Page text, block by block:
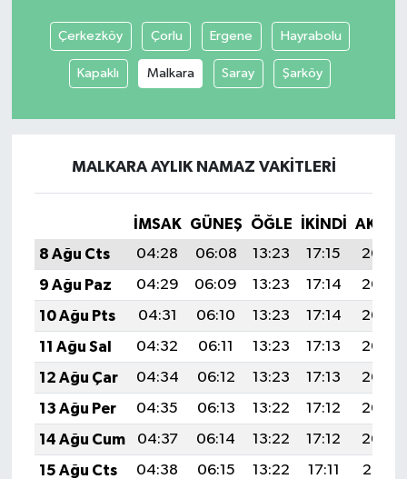
Çerkezköy Çorlu Ergene Hayrabolu
Kapaklı Malkara Saray Şarköy
MALKARA AYLIK NAMAZ VAKITLERI
İMSAK GÜNEŞ ÖĞLE İKINDI
8 Ağu Cts
04:28 06:08 13:23 17:15
20:28
9 Ağu Paz
04:29 06:09 13:23 17:14
20:27
10 Ağu Pts
04:31 06:10 13:23 17:14
20:26
11 Ağu Sal
04:32 06:11 13:23 17:13
20:24
12 Ağu Çar
04:34 06:12 13:23 17:13
20:23
13 Ağu Per
04:35 06:13 13:22 17:12
20:22
14 Ağu Cum
04:37 06:14 13:22 17:12
20:20
15 Ağu Cts
04:38 06:15 13:22 17:11
20:19